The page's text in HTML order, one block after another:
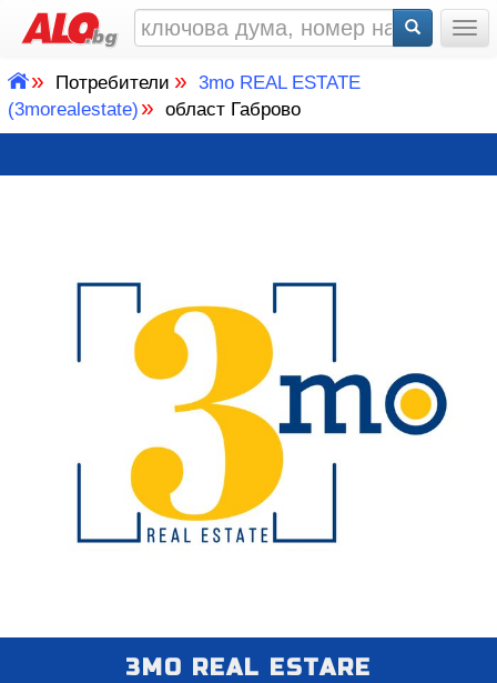
» Потребители» 3mo REAL ESTATE
(3morealestate) » област Габрово
3MO REAL ESTARE